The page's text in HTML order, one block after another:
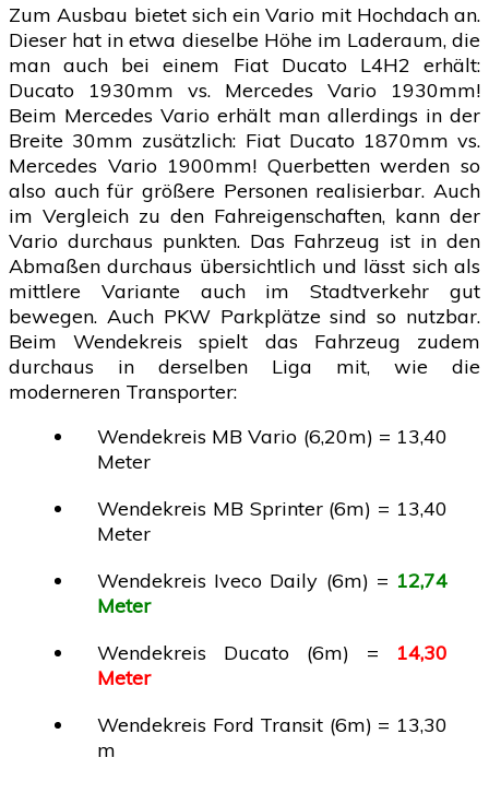
Zum Ausbau bietet sich ein Vario mit Hochdach an.
Dieser hat in etwa dieselbe Höhe im Laderaum, die
man auch bei einem Fiat Ducato L4H2 erhält:
Ducato 1930mm vs. Mercedes Vario 1930mm!
Beim Mercedes Vario erhält man allerdings in der
Breite 30mm zusätzlich: Fiat Ducato 1870mm vs.
Mercedes Vario 1900mm! Querbetten werden so
also auch für größere Personen realisierbar. Auch
im Vergleich zu den Fahreigenschaften, kann der
Vario durchaus punkten. Das Fahrzeug ist in den
Abmaßen durchaus übersichtlich und lässt sich als
mittlere Variante auch im Stadtverkehr gut
bewegen. Auch PKW Parkplätze sind so nutzbar.
Beim Wendekreis spielt das Fahrzeug zudem
durchaus in derselben Liga mit, wie die
moderneren Transporter:
Wendekreis MB Vario (6,20m) = 13,40
Meter
Wendekreis MB Sprinter (6m) = 13,40
Meter
Wendekreis Iveco Daily (6m) = 12,74
Meter
Wendekreis Ducato (6m) = 14,30
Meter
Wendekreis Ford Transit (6m) = 13,30
m